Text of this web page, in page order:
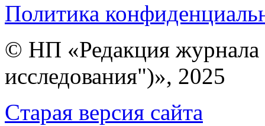
Политика
© НП «Редакция
исследования")», 2025
Cтарая версия сайта